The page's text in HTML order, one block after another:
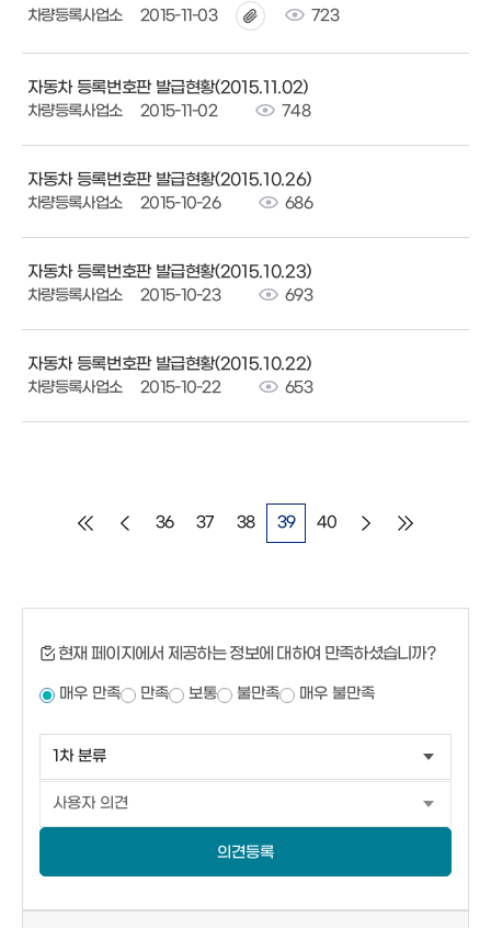
차량등록사업소 2015-11-03 723
자동차 등록번호판 발급현황(2015.11.02)
차량등록사업소 2015-11-02 748
자동차 등록번호판 발급현황(2015.10.26)
차량등록사업소 2015-10-26 686
자동차 등록번호판 발급현황(2015.10.23)
차량등록사업소 2015-10-23 693
자동차 등록번호판 발급현황(2015.10.22)
차량등록사업소 2015-10-22 653
36 37 38 39 40
현재 페이지에서 제공하는 정보에 대하여 만족하셨습니까?
매우 만족 만족 보통 불만족 매우 불만족
의견등록